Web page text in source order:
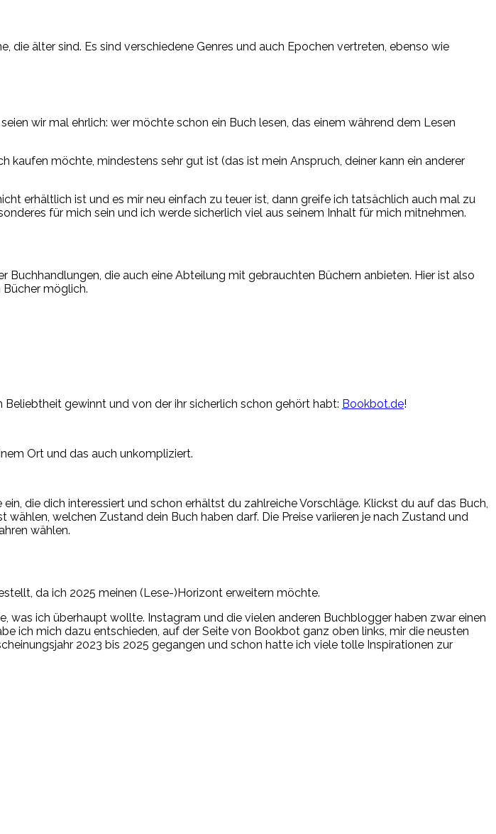
älter sind. Es sind verschiedene Genres und auch Epochen vertreten, ebenso wie
wir mal ehrlich: wer möchte schon ein Buch lesen, das einem während dem Lesen
möchte, mindestens sehr gut ist (das ist mein Anspruch, deiner kann ein anderer
erhältlich ist und es mir neu einfach zu teuer ist, dann greife ich tatsächlich auch mal zu
für mich sein und ich werde sicherlich viel aus seinem Inhalt für mich mitnehmen.
die auch eine Abteilung mit gebrauchten Büchern anbieten. Hier ist also
Bücher möglich.
gewinnt und von der ihr sicherlich schon gehört habt: Bookbot.de!
Ort und das auch unkompliziert.
die dich interessiert und schon erhältst du zahlreiche Vorschläge. Klickst du auf das Buch,
welchen Zustand dein Buch haben darf. Die Preise variieren je nach Zustand und
wählen.
da ich 2025 meinen (Lese-)Horizont erweitern möchte.
was ich überhaupt wollte. Instagram und die vielen anderen Buchblogger haben zwar einen
ich mich dazu entschieden, auf der Seite von Bookbot ganz oben links, mir die neusten
2023 bis 2025 gegangen und schon hatte ich viele tolle Inspirationen zur